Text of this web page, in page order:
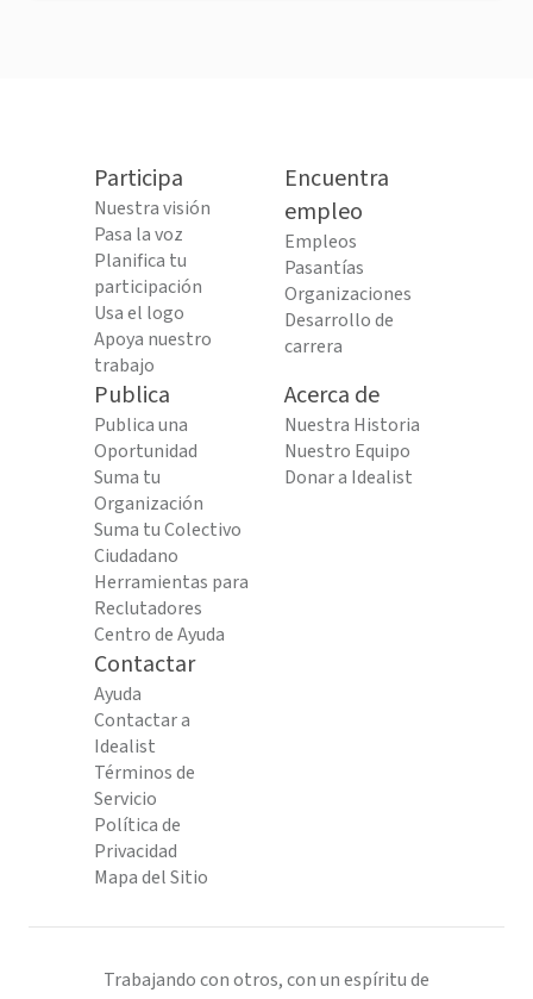
Participa
Nuestra visión
Pasa la voz
Planifica tu
participación
Usa el logo
Apoya nuestro
trabajo
Encuentra
empleo
Empleos
Pasantías
Organizaciones
Desarrollo de
carrera
Publica
Publica una
Oportunidad
Suma tu
Organización
Suma tu Colectivo
Ciudadano
Herramientas para
Reclutadores
Centro de Ayuda
Acerca de
Nuestra Historia
Nuestro Equipo
Donar a Idealist
Contactar
Ayuda
Contactar a
Idealist
Términos de
Servicio
Política de
Privacidad
Mapa del Sitio
Trabajando con otros, con un espíritu de